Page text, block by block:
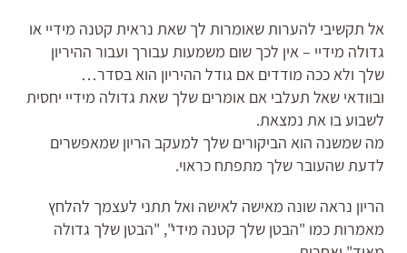
אל תקשיבי להערות שאומרות לך שאת נראית קטנה מידיי או
גדולה מידיי – אין לכך שום משמעות עבורך ועבור ההיריון
שלך ולא ככה מודדים אם גודל ההיריון הוא בסדר…
ובוודאי שאל תעלבי אם אומרים שלך שאת גדולה מידיי יחסית
לשבוע בו את נמצאת.
מה שמשנה הוא הביקורים שלך למעקב הריון שמאפשרים
לדעת שהעובר שלך מתפתח כראוי.
הריון נראה שונה מאישה לאישה ואל תתני לעצמך להלחץ
מאמרות כמו "הבטן שלך קטנה מידי", "הבטן שלך גדולה